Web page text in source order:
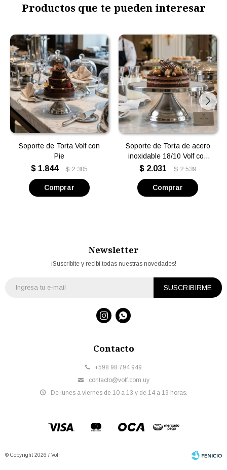
Productos que te pueden interesar
Soporte de Torta Volf con
Pie
$ 1.844 $ 2.305
Soporte de Torta de acero
inoxidable 18/10 Volf con
Pie
$ 2.031 $ 2.539
Contacto
+598 98 794 949
contacto@volf.com.uy
De lunes a viernes de 10 a 13 y de 14 a 19 horas.
Newsletter
¡Suscribite y recibí todas nuestras novedades!
SUSCRIBIRME
 
© Copyright 2026 / Volf